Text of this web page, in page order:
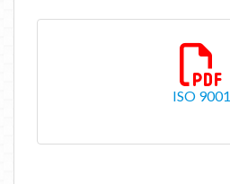
ISO 9001